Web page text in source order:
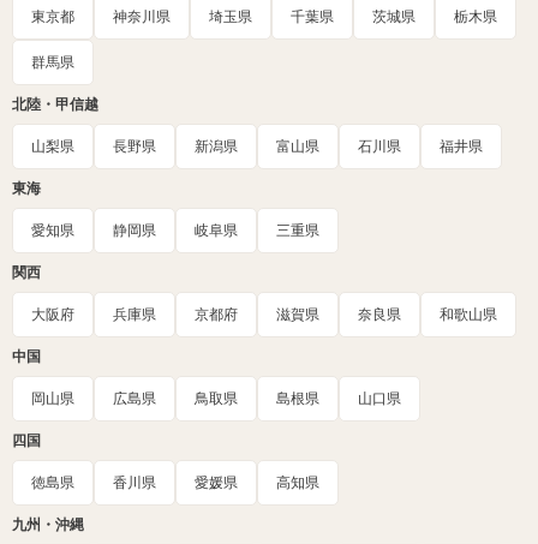
東京都 神奈川県 埼玉県 千葉県 茨城県 栃木県
群馬県
北陸・甲信越
山梨県 長野県 新潟県 富山県 石川県 福井県
東海
愛知県 静岡県 岐阜県 三重県
関西
大阪府 兵庫県 京都府 滋賀県 奈良県 和歌山県
中国
岡山県 広島県 鳥取県 島根県 山口県
四国
徳島県 香川県 愛媛県 高知県
九州・沖縄